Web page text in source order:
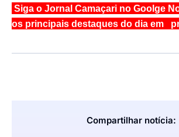
Siga o Jornal Camaçari no Goolge
os principais destaques do dia em
Compartilhar notícia: